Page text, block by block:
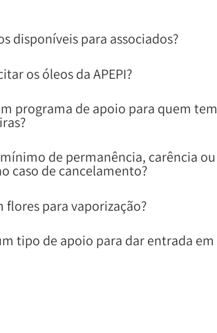
disponíveis para associados?
os óleos da APEPI?
programa de apoio para quem tem
de permanência, carência ou
caso de cancelamento?
flores para vaporização?
tipo de apoio para dar entrada em